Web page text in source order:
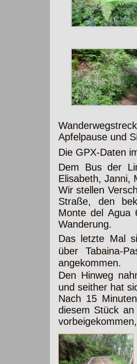
Apfelpause und
Die GPX-Daten
Dem Bus der
Elisabeth, Janni,
Wir stellen
Straße, den
Monte del Agua
Wanderung.
Das letzte Mal
über
angekommen.
Den Hinweg
und seither hat
Nach 15
diesem Stück